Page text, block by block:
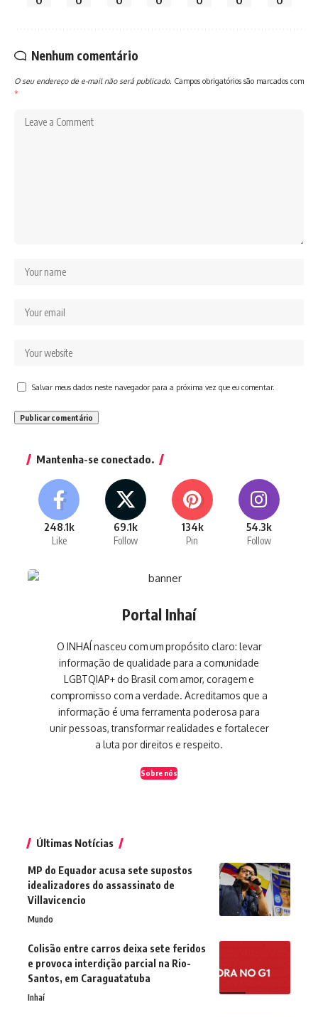
Nenhum comentário
O seu endereço de e-mail não será publicado. Campos obrigatórios são marcados com
*
Salvar meus dados neste navegador para a próxima vez que eu comentar.
Mantenha-se conectado.
248.1k
Like
69.1k
Follow
134k
Pin
54.3k
Follow
Portal Inhaí
O INHAÍ nasceu com um propósito claro: levar
informação de qualidade para a comunidade
LGBTQIAP+ do Brasil com amor, coragem e
compromisso com a verdade. Acreditamos que a
informação é uma ferramenta poderosa para
unir pessoas, transformar realidades e fortalecer
a luta por direitos e respeito.
Sobre nós
Últimas Notícias
MP do Equador acusa sete supostos
idealizadores do assassinato de
Villavicencio
Mundo
Colisão entre carros deixa sete feridos
e provoca interdição parcial na Rio-
Santos, em Caraguatatuba
Inhaí